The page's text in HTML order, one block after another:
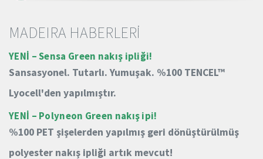
MADEIRA HABERLERİ
YENİ – Sensa Green nakış ipliği!
Sansasyonel. Tutarlı. Yumuşak. %100 TENCEL™
Lyocell'den yapılmıştır.
YENİ – Polyneon Green nakış ipi!
%100 PET şişelerden yapılmış geri dönüştürülmüş
polyester nakış ipliği artık mevcut!